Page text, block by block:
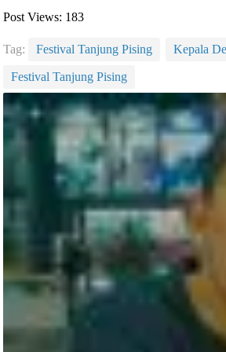
Post Views: 183
Tag: Festival Tanjung Pising Kepala
Festival Tanjung Pising